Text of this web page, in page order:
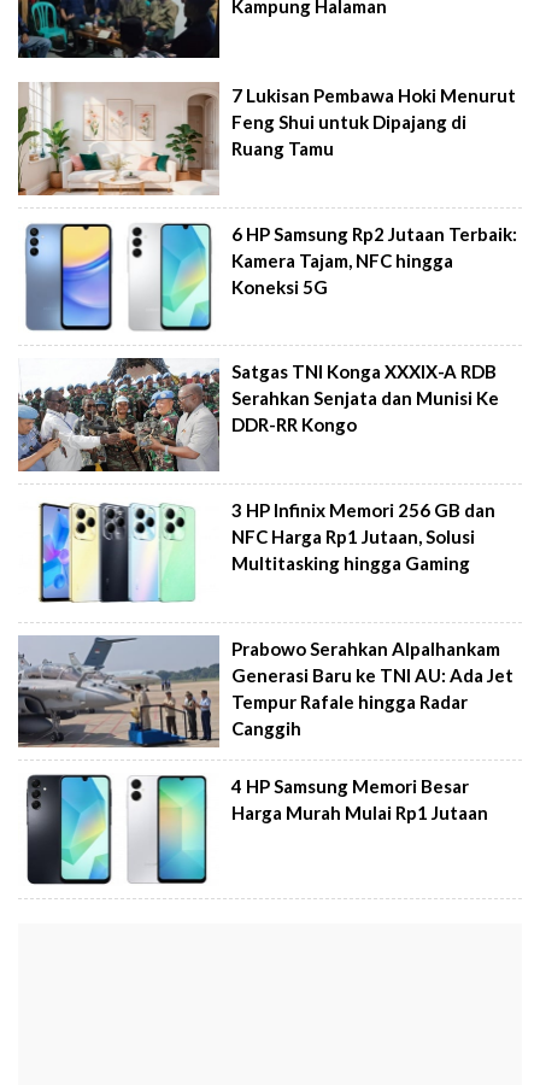
Kampung Halaman
7 Lukisan Pembawa Hoki Menurut
Feng Shui untuk Dipajang di
Ruang Tamu
6 HP Samsung Rp2 Jutaan Terbaik:
Kamera Tajam, NFC hingga
Koneksi 5G
Satgas TNI Konga XXXIX-A RDB
Serahkan Senjata dan Munisi Ke
DDR-RR Kongo
3 HP Infinix Memori 256 GB dan
NFC Harga Rp1 Jutaan, Solusi
Multitasking hingga Gaming
Prabowo Serahkan Alpalhankam
Generasi Baru ke TNI AU: Ada Jet
Tempur Rafale hingga Radar
Canggih
4 HP Samsung Memori Besar
Harga Murah Mulai Rp1 Jutaan